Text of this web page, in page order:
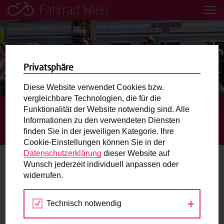
Fahrrad Wien
Leih dir einfach ein Transportfahrrad in deiner Nähe aus!
Mobilitätsbildung für Kinder und
Jugendliche
Radweg-Projektkarte
Routenplaner
Mit dem Fahrrad in Wien unterwegs? Hier finden Sie die
beste Route.
Wunschbox
Sie haben ein Anliegen zum Radverkehr? Schreiben Sie
STARTSEITE AKTUELLES
NEUER RADWEG
PÖTZLEINSDORFER STRASSE UND LÜCKENSCHLUSS AM W
ÄHRINGER GÜRTEL
Neuer Radweg Pötzleinsdorfer Straße
und Lückenschluss am Währinger
Gürtel
Privatsphäre
Diese Website verwendet Cookies bzw.
vergleichbare Technologien, die für die
Funktionalität der Website notwendig sind. Alle
Informationen zu den verwendeten Diensten
finden Sie in der jeweiligen Kategorie. Ihre
Cookie-Einstellungen können Sie in der
Datenschutzerklärung dieser Website auf
Wunsch jederzeit individuell anpassen oder
widerrufen.
Technisch notwendig